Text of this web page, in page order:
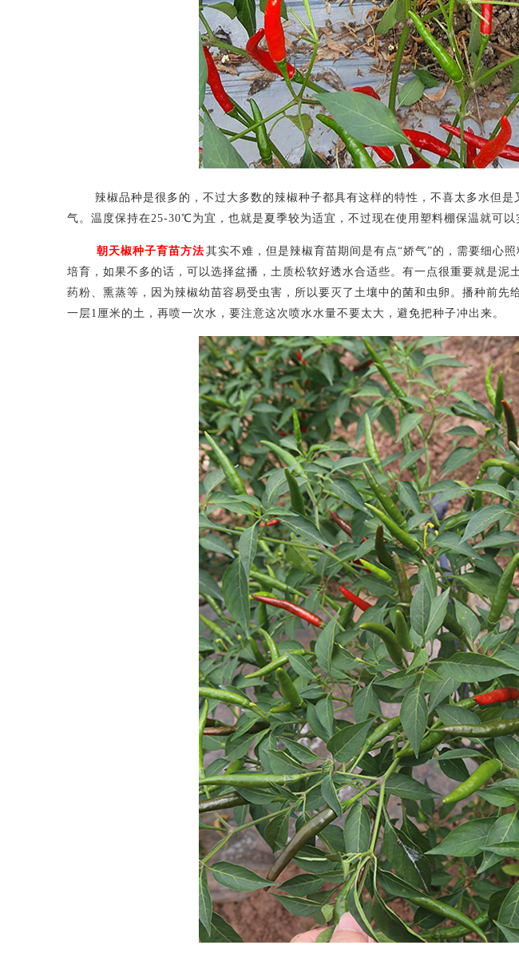
辣椒品种是很多的，不过大多数的辣椒种子都具有这样的特性，不喜太多水但是
气。温度保持在25-30℃为宜，也就是夏季较为适宜，不过现在使用塑料棚保温就可以
朝天椒种子育苗方法 其实不难，但是辣椒育苗期间是有点“娇气”的，需要细心
培育，如果不多的话，可以选择盆播，土质松软好透水合适些。有一点很重要就是泥
药粉、熏蒸等，因为辣椒幼苗容易受虫害，所以要灭了土壤中的菌和虫卵。播种前先
一层1厘米的土，再喷一次水，要注意这次喷水水量不要太大，避免把种子冲出来。